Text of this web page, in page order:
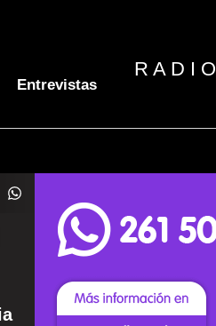
Entrevistas
R A D I O